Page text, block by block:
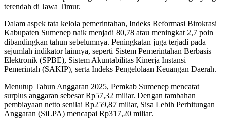
terendah di Jawa Timur.
Dalam aspek tata kelola pemerintahan, Indeks Reformasi Birokrasi
Kabupaten Sumenep naik menjadi 80,78 atau meningkat 2,7 poin
dibandingkan tahun sebelumnya. Peningkatan juga terjadi pada
sejumlah indikator lainnya, seperti Sistem Pemerintahan Berbasis
Elektronik (SPBE), Sistem Akuntabilitas Kinerja Instansi
Pemerintah (SAKIP), serta Indeks Pengelolaan Keuangan Daerah.
Menutup Tahun Anggaran 2025, Pemkab Sumenep mencatat
surplus anggaran sebesar Rp57,32 miliar. Dengan tambahan
pembiayaan netto senilai Rp259,87 miliar, Sisa Lebih Perhitungan
Anggaran (SiLPA) mencapai Rp317,20 miliar.